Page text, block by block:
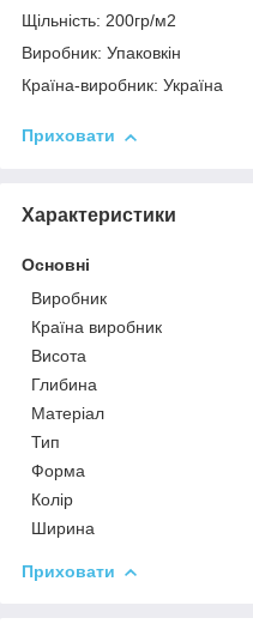
Щільність: 200гр/м2
Виробник: Упаковкін
Країна-виробник: Україна
Приховати
Характеристики
Основні
Виробник
Країна виробник
Висота
Глибина
Матеріал
Тип
Форма
Колір
Ширина
Приховати